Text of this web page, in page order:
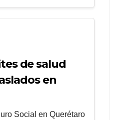
de salud
en
Social en Querétaro